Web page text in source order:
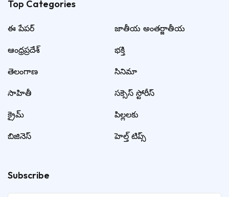
Top Categories​
ఈ పేపర్
ఆంధ్రప్రదేశ్
తెలంగాణ
సాహితీ
క్రైమ్
బిజినెస్
జాతీయ అంతర్జాతీయ
భక్తి
సినిమా
సక్సెస్ స్టోరీస్
పిల్లలకు
హెల్త్ టిప్స్
Subscribe